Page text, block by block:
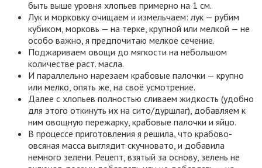
быть выше уровня хлопьев примерно на 1 см.
Лук и морковку очищаем и измельчаем: лук — рубим
кубиком, морковь — на терке, крупной или мелкой — не
особо важно, я предпочитаю мелкое сечение.
Поджариваем овощи до мягкости на небольшом
количестве раст. масла.
И параллельно нарезаем крабовые палочки — крупно
или мелко, опять же, на своё усмотрение.
Далее с хлопьев полностью сливаем жидкость (удобно
для этого откинуть их на сито/дуршлаг), добавляем к
ним овощную пережарку, крабовые палочки и яйцо.
В процессе приготовления я решила, что крабово-
овсяная масса выглядит скучновато, и добавила
немного зелени. Рецепт, взятый за основу, зелень не